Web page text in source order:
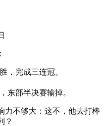
，完成三连冠。
东部半决赛输掉。
力不够大：这不，他去打棒
？